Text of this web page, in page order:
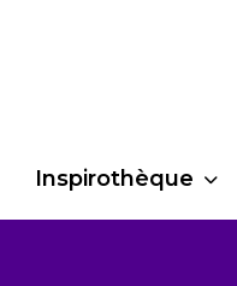
Inspirothèque